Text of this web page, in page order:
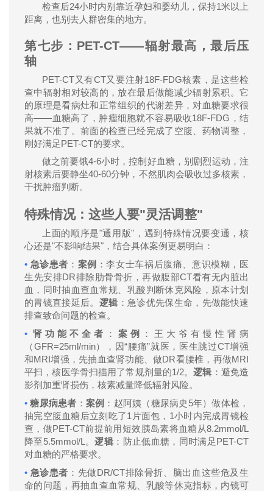
检查后24小时内别靠近孕妇和婴幼儿，保持1米以上
距离，也别去人群密集的地方。
第七步： PET-CT——辐射最高，最后压
轴
PET-CT又有CT又要注射18F-FDG核素，是这些检
查中辐射相对较高的，放在最后做能减少辐射累积。它
的原理是看病灶和正常组织的代谢差异，对血糖要求很
高——血糖高了，肿瘤细胞就不容易吸收18F-FDG ，结
果就不准了。前面的检查已经完成了空腹、药物调整，
刚好满足PET-CT的要求。
做之前要饿4-6小时，控制好血糖，别剧烈运动，注
射核素后要静坐40-60分钟，不然肌肉会吸收过多核素，
干扰肿瘤判断。
特殊情况：这些人要"灵活调整"
上面的顺序是"通用版" ，遇到特殊情况要变通，核
心还是"不影响结果" ，结合具体案例更易明白：
• 急诊患者 ： 案例
：李女士车祸后腹痛、意识模糊，医
生先安排DR排除肋骨骨折，再做腹部CT看有无内脏出
血，同时抽血查血常规、乳酸判断休克风险，原本计划
的胃镜直接延后。 逻辑 ：急诊优先保生命，先做能快速
排查致命问题的检查。
• 肾功能不全者 ： 案例
：王大爷有慢性肾病
（GFR=25ml/min），因“腰痛”就医，医生跳过CT增强
和MRI增强，先抽血查肾功能、做DR看腰椎，再做MRI
平扫，核医学骨扫描用了常规剂量的1/2。逻辑 ：避免造
影剂加重肾损伤，核素减量降低辐射风险。
•糖尿病患者 ： 案例 ：赵阿姨（糖尿病史 5年）做体检，
抽完空腹血糖后立刻吃了1 片面包， 1小时内完成胃镜检
查，做PET-CT前提前用短效胰岛素将血糖从8.2mmol/L
降至5.5mmol/L 。逻辑 ：防止低血糖，同时满足PET-CT
对血糖的严格要求。
• 急诊患者 ：先做DR/CT排除骨折、脑出血这些危及生
命的问题，再抽血查血常规、乳酸等休克指标，内镜可